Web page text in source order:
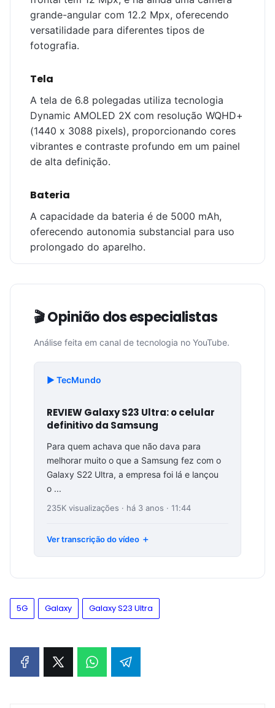
grande-angular com 12.2 Mpx, oferecendo
versatilidade para diferentes tipos de
fotografia.
Tela
A tela de 6.8 polegadas utiliza tecnologia
Dynamic AMOLED 2X com resolução WQHD+
(1440 x 3088 pixels), proporcionando cores
vibrantes e contraste profundo em um painel
de alta definição.
Bateria
A capacidade da bateria é de 5000 mAh,
oferecendo autonomia substancial para uso
prolongado do aparelho.
🎬 Opinião dos especialistas
Análise feita em canal de tecnologia no YouTube.
▶️ TecMundo
REVIEW Galaxy S23 Ultra: o celular
definitivo da Samsung
Para quem achava que não dava para
melhorar muito o que a Samsung fez com o
Galaxy S22 Ultra, a empresa foi lá e lançou
o ...
235K visualizações · há 3 anos · 11:44
Ver transcrição do vídeo
5G Galaxy Galaxy S23 Ultra